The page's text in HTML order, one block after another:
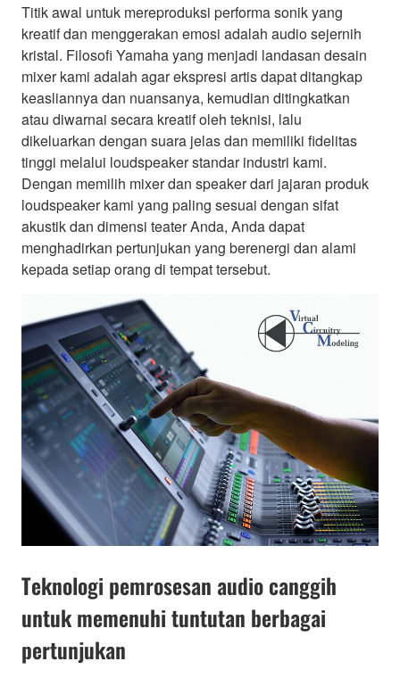
Titik awal untuk mereproduksi performa sonik yang
kreatif dan menggerakan emosi adalah audio sejernih
kristal. Filosofi Yamaha yang menjadi landasan desain
mixer kami adalah agar ekspresi artis dapat ditangkap
keasliannya dan nuansanya, kemudian ditingkatkan
atau diwarnai secara kreatif oleh teknisi, lalu
dikeluarkan dengan suara jelas dan memiliki fidelitas
tinggi melalui loudspeaker standar industri kami.
Dengan memilih mixer dan speaker dari jajaran produk
loudspeaker kami yang paling sesuai dengan sifat
akustik dan dimensi teater Anda, Anda dapat
menghadirkan pertunjukan yang berenergi dan alami
kepada setiap orang di tempat tersebut.
Teknologi pemrosesan audio canggih
untuk memenuhi tuntutan berbagai
pertunjukan